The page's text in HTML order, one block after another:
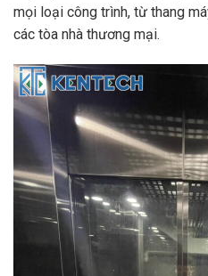
mọi loại công trình, từ thang
các tòa nhà thương mại.